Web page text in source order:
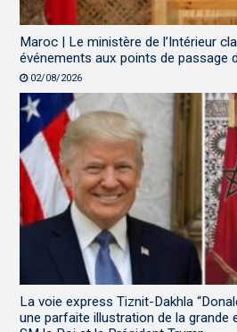
Maroc | Le ministère de l’Intérieur
événements aux points de passage
02/08/2026
La voie express Tiznit-Dakhla
une parfaite illustration de la grande